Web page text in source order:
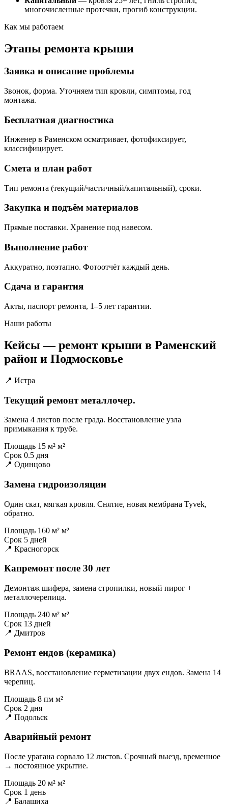
многочисленные протечки, прогиб конструкции.
Как мы работаем
Этапы ремонта крыши
Заявка и описание проблемы
Звонок, форма. Уточняем тип кровли, симптомы, год
монтажа.
Бесплатная диагностика
Инженер в Раменском осматривает, фотофиксирует,
классифицирует.
Смета и план работ
Тип ремонта (текущий/частичный/капитальный), сроки.
Закупка и подъём материалов
Прямые поставки. Хранение под навесом.
Выполнение работ
Аккуратно, поэтапно. Фотоотчёт каждый день.
Сдача и гарантия
Акты, паспорт ремонта, 1–5 лет гарантии.
Наши работы
Кейсы — ремонт крыши в Раменский
район и Подмосковье
📍 Истра
Текущий ремонт металлочер.
Замена 4 листов после града. Восстановление узла
примыкания к трубе.
Площадь 15 м² м²
Срок 0.5 дня
📍 Одинцово
Замена гидроизоляции
Один скат, мягкая кровля. Снятие, новая мембрана Tyvek,
обратно.
Площадь 160 м² м²
Срок 5 дней
📍 Красногорск
Капремонт после 30 лет
Демонтаж шифера, замена стропилки, новый пирог +
металлочерепица.
Площадь 240 м² м²
Срок 13 дней
📍 Дмитров
Ремонт ендов (керамика)
BRAAS, восстановление герметизации двух ендов. Замена 14
черепиц.
Площадь 8 пм м²
Срок 2 дня
📍 Подольск
Аварийный ремонт
После урагана сорвало 12 листов. Срочный выезд, временное
→ постоянное укрытие.
Площадь 20 м² м²
Срок 1 день
📍 Балашиха